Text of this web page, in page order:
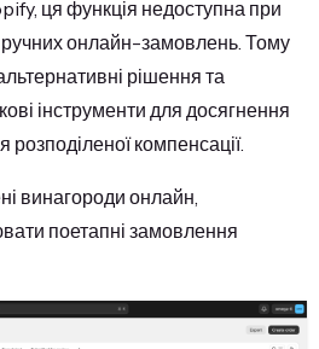
ця функція недоступна при
ручних онлайн-замовлень. Тому
рішення та
інструменти для досягнення
компенсації.
винагороди онлайн,
поетапні замовлення